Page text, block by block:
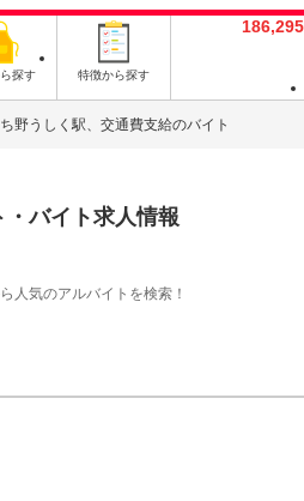
探す 特徴から探す
野うしく駅、交通費支給のバイト
バイト求人情報
人気のアルバイトを検索！